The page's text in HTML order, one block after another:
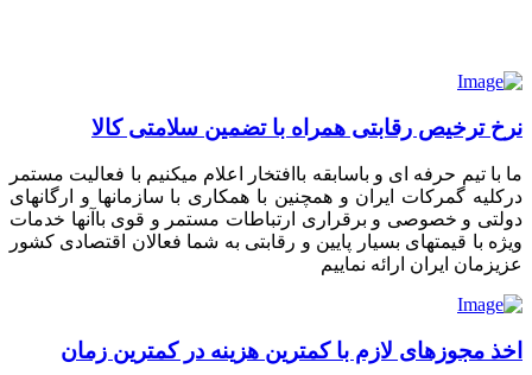
نرخ ترخیص رقابتی همراه با تضمین سلامتی کالا
ما با تیم حرفه ای و باسابقه باافتخار اعلام میکنیم با فعالیت مستمر
درکلیه گمرکات ایران و همچنین با همکاری با سازمانها و ارگانهای
دولتی و خصوصی و برقراری ارتباطات مستمر و قوی باآنها خدمات
ویژه با قیمتهای بسیار پایین و رقابتی به شما فعالان اقتصادی کشور
عزیزمان ایران ارائه نماییم
اخذ مجوزهای لازم با کمترین هزینه در کمترین زمان